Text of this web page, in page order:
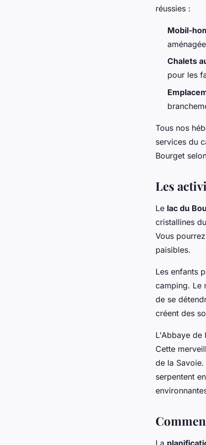
réussies :
Mobil-
Chalets
pour les
Tous nos
services du
Bourget
Les
Le lac du
cristallines
Vous
paisibles.
Les enfants
camping. Le
de se
créent des
L'Abbaye de
Cette
de la
serpentent
La